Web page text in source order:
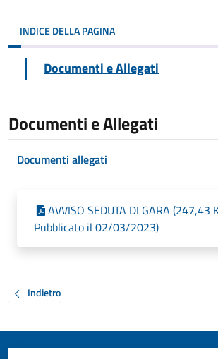
INDICE DELLA PAGINA
Documenti e Allegati
Documenti e Allegati
Documenti allegati
AVVISO SEDUTA DI GARA (247,43
Pubblicato il 02/03/2023)
Indietro